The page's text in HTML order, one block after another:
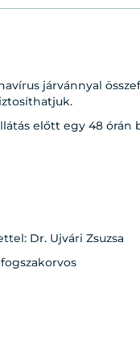
járvánnyal
előtt egy 48 órán
Zsuzsa